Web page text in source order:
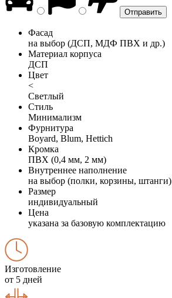
Фасад
на выбор (ДСП, МДФ ПВХ и др.)
Материал корпуса
ДСП
Цвет
<
Светлый
Стиль
Минимализм
Фурнитура
Boyard, Blum, Hettich
Кромка
ПВХ (0,4 мм, 2 мм)
Внутреннее наполнение
на выбор (полки, корзины, штанги)
Размер
индивидуальный
Цена
указана за базовую комплектацию
Изготовление
от 5 дней